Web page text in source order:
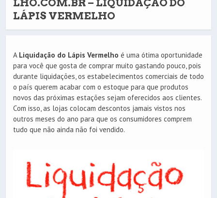
LHO.COM.BR – LIQUIDAÇÃO DO
LÁPIS VERMELHO
A Liquidação do Lápis Vermelho é uma ótima oportunidade
para você que gosta de comprar muito gastando pouco, pois
durante liquidações, os estabelecimentos comerciais de todo
o país querem acabar com o estoque para que produtos
novos das próximas estações sejam oferecidos aos clientes.
Com isso, as lojas colocam descontos jamais vistos nos
outros meses do ano para que os consumidores comprem
tudo que não ainda não foi vendido.